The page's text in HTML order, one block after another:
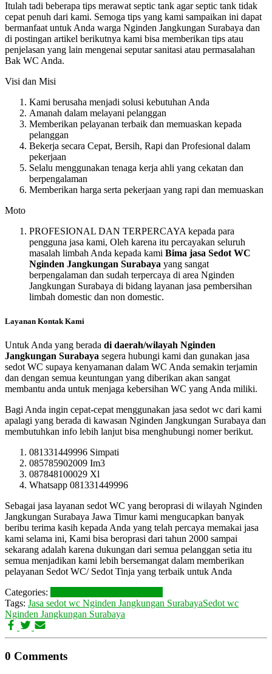
Itulah tadi beberapa tips merawat septic tank agar septic tank tidak
cepat penuh dari kami. Semoga tips yang kami sampaikan ini dapat
bermanfaat untuk Anda warga Nginden Jangkungan Surabaya dan
di postingan artikel berikutnya kami bisa memberikan tips atau
penjelasan yang lain mengenai seputar sanitasi atau permasalahan
Bak WC Anda.
Visi dan Misi
Kami berusaha menjadi solusi kebutuhan Anda
Amanah dalam melayani pelanggan
Memberikan pelayanan terbaik dan memuaskan kepada
pelanggan
Bekerja secara Cepat, Bersih, Rapi dan Profesional dalam
pekerjaan
Selalu menggunakan tenaga kerja ahli yang cekatan dan
berpengalaman
Memberikan harga serta pekerjaan yang rapi dan memuaskan
Moto
PROFESIONAL DAN TERPERCAYA kepada para
pengguna jasa kami, Oleh karena itu percayakan seluruh
masalah limbah Anda kepada kami Bima jasa Sedot WC
Nginden Jangkungan Surabaya yang sangat
berpengalaman dan sudah terpercaya di area Nginden
Jangkungan Surabaya di bidang layanan jasa pembersihan
limbah domestic dan non domestic.
Layanan Kontak Kami
Untuk Anda yang berada di daerah/wilayah Nginden
Jangkungan Surabaya segera hubungi kami dan gunakan jasa
sedot WC supaya kenyamanan dalam WC Anda semakin terjamin
dan dengan semua keuntungan yang diberikan akan sangat
membantu anda untuk menjaga kebersihan WC yang Anda miliki.
Bagi Anda ingin cepat-cepat menggunakan jasa sedot wc dari kami
apalagi yang berada di kawasan Nginden Jangkungan Surabaya dan
membutuhkan info lebih lanjut bisa menghubungi nomer berikut.
081331449996 Simpati
085785902009 Im3
087848100029 Xl
Whatsapp 081331449996
Sebagai jasa layanan sedot WC yang beroprasi di wilayah Nginden
Jangkungan Surabaya Jawa Timur kami mengucapkan banyak
beribu terima kasih kepada Anda yang telah percaya memakai jasa
kami selama ini, Kami bisa beroprasi dari tahun 2000 sampai
sekarang adalah karena dukungan dari semua pelanggan setia itu
semua menjadikan kami lebih bersemangat dalam memberikan
pelayanan Sedot WC/ Sedot Tinja yang terbaik untuk Anda
Categories:
Tags: Jasa sedot wc Nginden Jangkungan SurabayaSedot wc
Nginden Jangkungan Surabaya
0 Comments